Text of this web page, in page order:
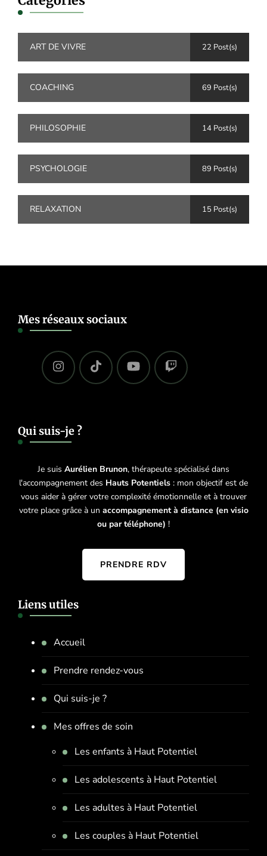
ART DE VIVRE 22 Post(s)
COACHING 69 Post(s)
PHILOSOPHIE 14 Post(s)
PSYCHOLOGIE 89 Post(s)
RELAXATION 15 Post(s)
Mes réseaux sociaux
Qui suis-je ?
Je suis Aurélien Brunon, thérapeute spécialisé dans
l'accompagnement des Hauts Potentiels : mon objectif est de
vous aider à gérer votre complexité émotionnelle et à trouver
votre place grâce à un accompagnement à distance (en visio
ou par téléphone) !
PRENDRE RDV
Liens utiles
Accueil
Prendre rendez-vous
Qui suis-je ?
Mes offres de soin
Les enfants à Haut Potentiel
Les adolescents à Haut Potentiel
Les adultes à Haut Potentiel
Les couples à Haut Potentiel